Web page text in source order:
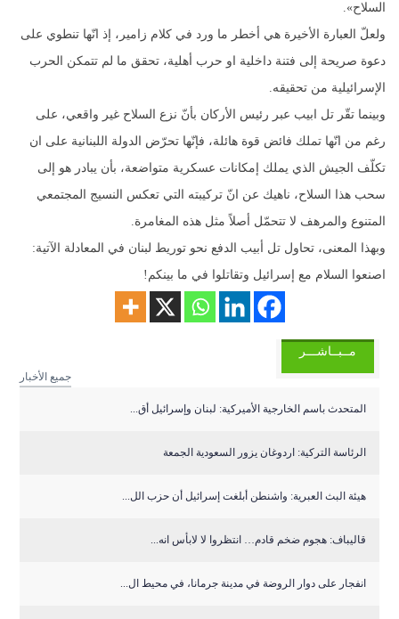
السلاح».
ولعلّ العبارة الأخيرة هي أخطر ما ورد في كلام زامير، إذ انّها تنطوي على
دعوة صريحة إلى فتنة داخلية او حرب أهلية، تحقق ما لم تتمكن الحرب
الإسرائيلية من تحقيقه.
وبينما تقّر تل ابيب عبر رئيس الأركان بأنّ نزع السلاح غير واقعي، على
رغم من انّها تملك فائض قوة هائلة، فإنّها تحرّض الدولة اللبنانية على ان
تكلّف الجيش الذي يملك إمكانات عسكرية متواضعة، بأن يبادر هو إلى
سحب هذا السلاح، ناهيك عن انّ تركيبته التي تعكس النسيج المجتمعي
المتنوع والمرهف لا تتحمّل أصلاً مثل هذه المغامرة.
وبهذا المعنى، تحاول تل أبيب الدفع نحو توريط لبنان في المعادلة الآتية:
اصنعوا السلام مع إسرائيل وتقاتلوا في ما بينكم!
مــبــاشـــر
جميع الأخبار
المتحدث باسم الخارجية الأميركية: لبنان وإسرائيل أق...
الرئاسة التركية: اردوغان يزور السعودية الجمعة
هيئة البث العبرية: واشنطن أبلغت إسرائيل أن حزب الل...
قاليباف: هجوم ضخم قادم… انتظروا لا لابأس انه...
انفجار على دوار الروضة في مدينة جرمانا، في محيط ال...